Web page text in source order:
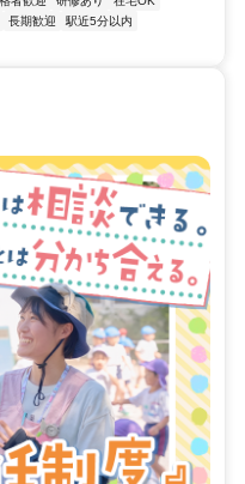
長期歓迎
駅近5分以内